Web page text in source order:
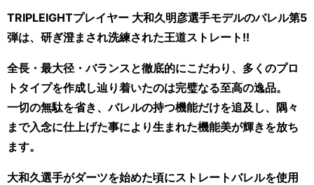
TRIPLEIGHTプレイヤー 大和久明彦選手モデルのバレル第5
弾は、研ぎ澄まされ洗練された王道ストレート!!
全長・最大径・バランスと徹底的にこだわり、多くのプロ
トタイプを作成し辿り着いたのは完璧なる至高の逸品。
一切の無駄を省き、バレルの持つ機能だけを追及し、隅々
まで入念に仕上げた事により生まれた機能美が輝きを放ち
ます。
大和久選手がダーツを始めた頃にストレートバレルを使用